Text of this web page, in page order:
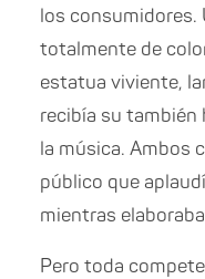
los consumidores.
totalmente de
estatua viviente,
recibía su también
la música. Ambos
público que
mientras
Pero toda